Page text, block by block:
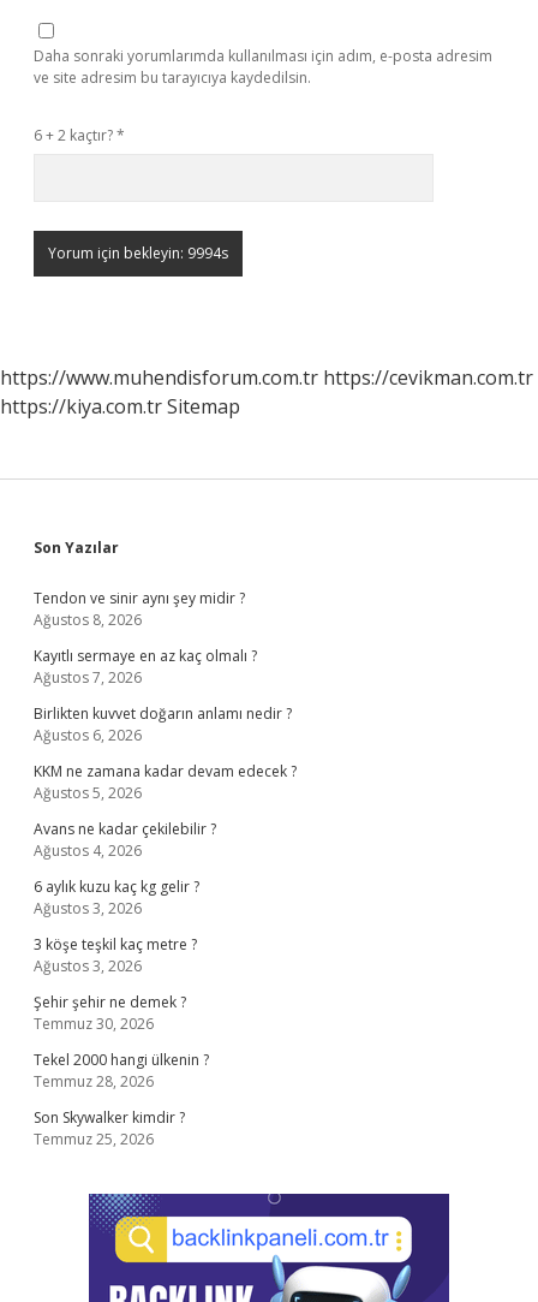
Daha sonraki yorumlarımda kullanılması için adım, e-posta adresim
ve site adresim bu tarayıcıya kaydedilsin.
6 + 2 kaçtır?*
https://www.muhendisforum.com.tr https://cevikman.com.tr
https://kiya.com.trSitemap
Sidebar
Son Yazılar
Tendon ve sinir aynı şey midir ?
Ağustos 8, 2026
Kayıtlı sermaye en az kaç olmalı ?
Ağustos 7, 2026
Birlikten kuvvet doğarın anlamı nedir ?
Ağustos 6, 2026
KKM ne zamana kadar devam edecek ?
Ağustos 5, 2026
Avans ne kadar çekilebilir ?
Ağustos 4, 2026
6 aylık kuzu kaç kg gelir ?
Ağustos 3, 2026
3 köşe teşkil kaç metre ?
Ağustos 3, 2026
Şehir şehir ne demek ?
Temmuz 30, 2026
Tekel 2000 hangi ülkenin ?
Temmuz 28, 2026
Son Skywalker kimdir ?
Temmuz 25, 2026